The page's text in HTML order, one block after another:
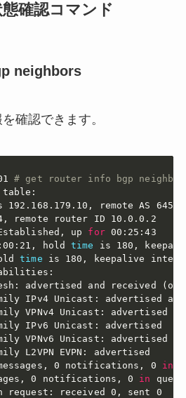
確認コマンド
neighbors
確認できます。
# get router info bgp
table:
192.168.179.10, remote AS
remote router ID 10.0.0.2
up for 00:25:43
hold time
is 180,
time is 180, keepalive
advertised and received
( old
IPv4 Unicast: advertised
VPNv4 Unicast: advertised
IPv6 Unicast: advertised
VPNv6 Unicast: advertised
L2VPN EVPN: advertised
0 notifications, 0
in
0 notifications, 0
in
queue
request: received 0, sent 0